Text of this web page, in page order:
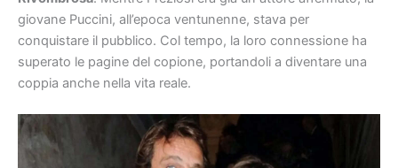
giovane Puccini, all’epoca ventunenne, stava per
conquistare il pubblico. Col tempo, la loro connessione ha
superato le pagine del copione, portandoli a diventare una
coppia anche nella vita reale.